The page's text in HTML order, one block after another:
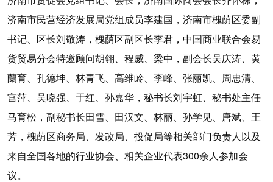
济南市民营经济发展局党组成员李建国，济南市槐荫区委副
书记、区长刘敬涛，槐荫区副区长李君，中国商业联合会易
货贸易分会特邀顾问胡翎、程威、梁中，副会长吴庆涛、黄
蘭育、孔德坤、林青飞、高维岭、李峰、张丽凯、周忠清、
宫萍、吴晓强、于红、孙嘉华，秘书长刘宇虹、秘书处主任
马育松，副秘书长田雪、田汉文、林丽、孙学见、唐斌、王
芳，槐荫区商务局、发改局、投促局等相关部门负责人以及
来自全国各地的行业协会、相关企业代表300余人参加会
议。